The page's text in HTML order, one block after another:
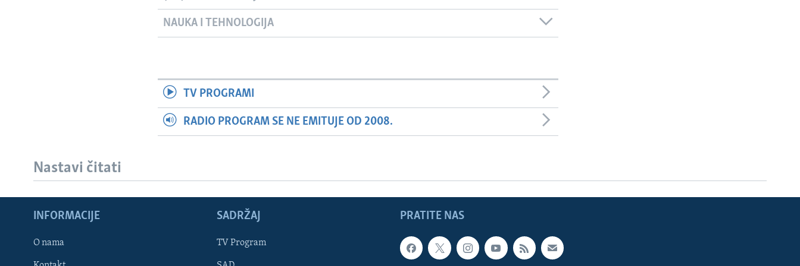
Learning English
NAUKA I TEHNOLOGIJA
TV PROGRAMI
RADIO PROGRAM SE NE EMITUJE OD 2008.
Nastavi čitati
PRATITE NAS
INFORMACIJE
O nama
SADRŽAJ
TV Program